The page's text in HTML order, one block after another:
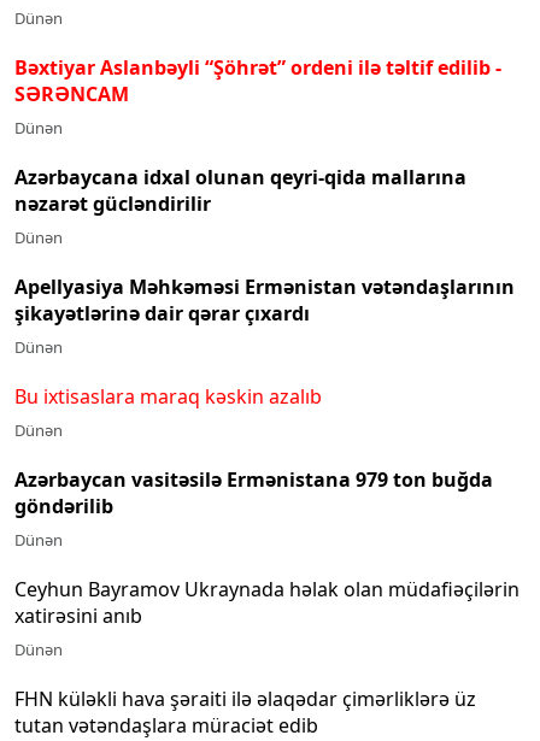
Dünən
Bəxtiyar Aslanbəyli “Şöhrət” ordeni ilə təltif edilib-
SƏRƏNCAM
Dünən
Azərbaycana idxal olunan qeyri-qida mallarına
nəzarət gücləndirilir
Dünən
Apellyasiya Məhkəməsi Ermənistan vətəndaşlarının
şikayətlərinə dair qərar çıxardı
Dünən
Bu ixtisaslara maraq kəskin azalıb
Dünən
Azərbaycan vasitəsilə Ermənistana 979 ton buğda
göndərilib
Dünən
Ceyhun Bayramov Ukraynada həlak olan müdafiəçilərin
xatirəsini anıb
Dünən
FHN küləkli hava şəraiti ilə əlaqədar çimərliklərə üz
tutan vətəndaşlara müraciət edib